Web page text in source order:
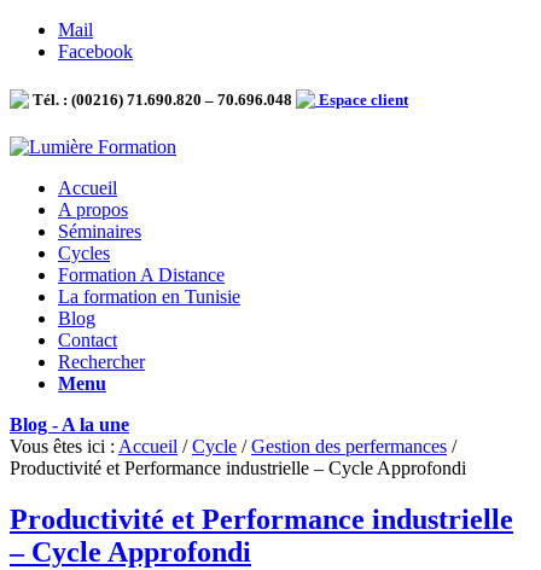
Mail
Facebook
Tél. : (00216) 71.690.820 – 70.696.048 Espace client
Accueil
A propos
Séminaires
Cycles
Formation A Distance
La formation en Tunisie
Blog
Contact
Rechercher
Menu
Blog - A la une
Vous êtes ici : Accueil / Cycle / Gestion des perfermances /
Productivité et Performance industrielle – Cycle Approfondi
Productivité et Performance industrielle
– Cycle Approfondi